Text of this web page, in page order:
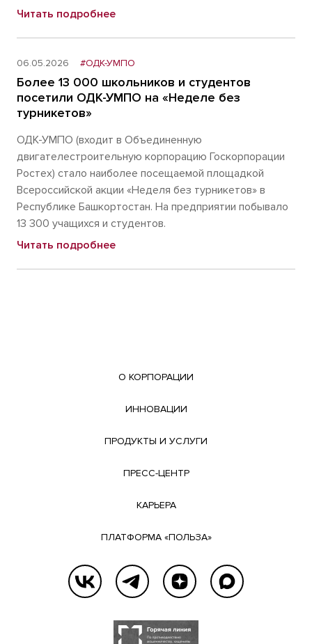
Читать подробнее
06.05.2026 #ОДК-УМПО
Более 13 000 школьников и студентов
посетили ОДК-УМПО на «Неделе без
турникетов»
ОДК-УМПО (входит в Объединенную
двигателестроительную корпорацию Госкорпорации
Ростех) стало наиболее посещаемой площадкой
Всероссийской акции «Неделя без турникетов» в
Республике Башкортостан. На предприятии побывало
13 300 учащихся и студентов.
Читать подробнее
О КОРПОРАЦИИ
ИННОВАЦИИ
ПРОДУКТЫ И УСЛУГИ
ПРЕСС-ЦЕНТР
КАРЬЕРА
ПЛАТФОРМА «ПОЛЬЗА»